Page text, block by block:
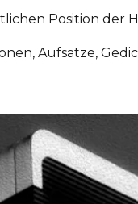
Position der
Aufsätze,